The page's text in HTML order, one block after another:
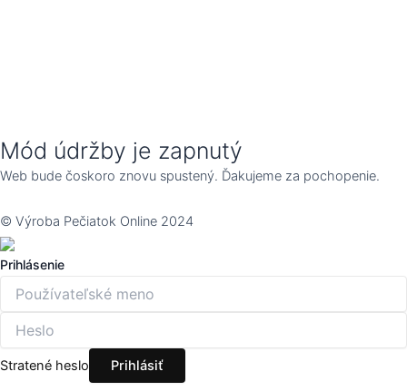
Mód údržby je zapnutý
Web bude čoskoro znovu spustený. Ďakujeme za pochopenie.
© Výroba Pečiatok Online 2024
Prihlásenie
Stratené heslo